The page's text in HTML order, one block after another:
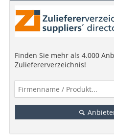
Finden Sie mehr als 4.000
Zuliefererverzeichnis!